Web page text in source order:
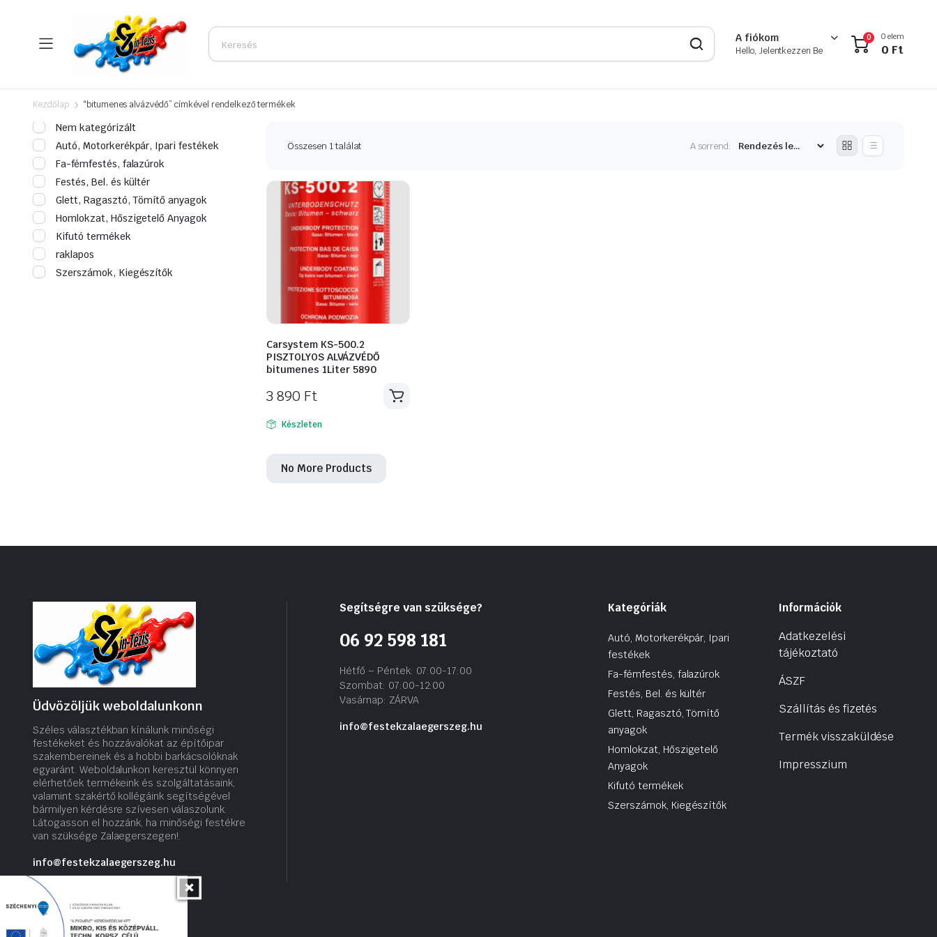
A fiókom
Hello, Jelentkezzen Be
0 0 elem
0 Ft
Kezdőlap “bitumenes alvázvédő” címkével rendelkező termékek
Összesen 1 találat A sorrend:
Carsystem KS-500.2
PISZTOLYOS ALVÁZVÉDŐ
bitumenes 1Liter 5890
3 890 Ft
Készleten
No More Products
Nem kategórizált
Autó, Motorkerékpár, Ipari festékek
Fa-fémfestés, falazúrok
Festés, Bel. és kültér
Glett, Ragasztó, Tömítő anyagok
Homlokzat, Hőszigetelő Anyagok
Kifutó termékek
raklapos
Szerszámok, Kiegészítők
Üdvözöljük weboldalunkonn
Széles választékban kínálunk minőségi
festékeket és hozzávalókat az építőipar
szakembereinek és a hobbi barkácsolóknak
egyaránt. Weboldalunkon keresztül könnyen
elérhetőek termékeink és szolgáltatásaink,
valamint szakértő kollégáink segítségével
bármilyen kérdésre szívesen válaszolunk.
Látogasson el hozzánk, ha minőségi festékre
van szüksége Zalaegerszegen!.
info@festekzalaegerszeg.hu
Segítségre van szüksége?
06 92 598 181
Hétfő – Péntek: 07:00-17:00
Szombat: 07:00-12:00
Vasárnap: ZÁRVA
info@festekzalaegerszeg.hu
Kategóriák
Autó, Motorkerékpár, Ipari
festékek
Fa-fémfestés, falazúrok
Festés, Bel. és kültér
Glett, Ragasztó, Tömítő
anyagok
Homlokzat, Hőszigetelő
Anyagok
Kifutó termékek
Szerszámok, Kiegészítők
Információk
Adatkezelési
tájékoztató
ÁSZF
Szállítás és fizetés
Termék visszaküldése
Impresszium